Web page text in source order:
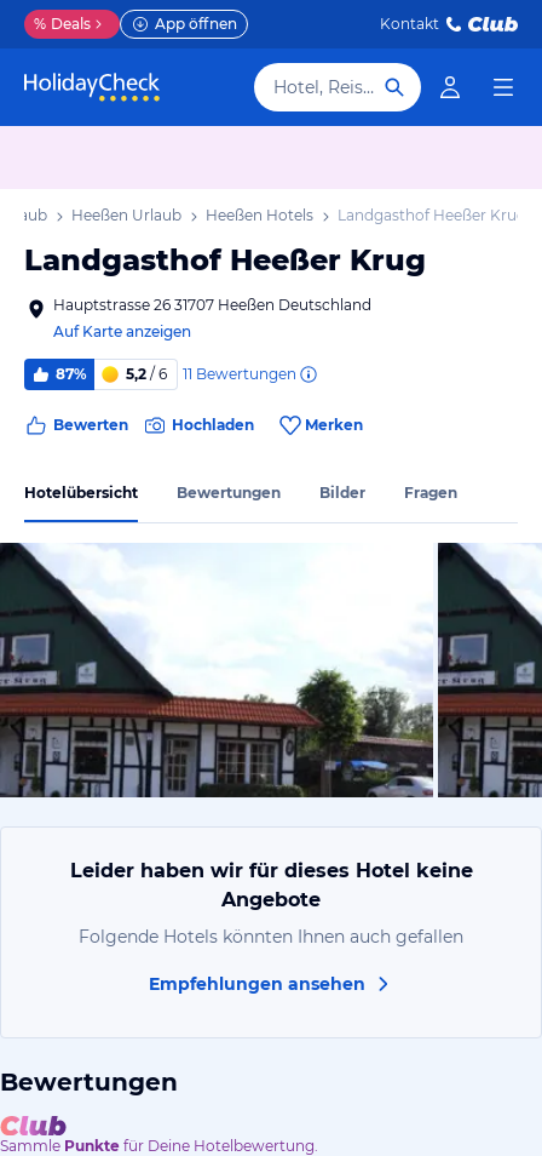
% Deals App öffnen Kontakt
Hotel, Reiseziel
Heeßen Urlaub Heeßen Hotels Landgasthof Heeßer Krug
Landgasthof Heeßer Krug
Hauptstrasse 26 31707 Heeßen Deutschland
Auf Karte anzeigen
87% 5,2 / 6 11 Bewertungen
Bewerten Hochladen Merken
Hotelübersicht Bewertungen Bilder Fragen
vom
Leider haben wir für dieses Hotel keine
Angebote
Folgende Hotels könnten Ihnen auch gefallen
Empfehlungen ansehen
Bewertungen
Sammle Punkte für Deine Hotelbewertung.